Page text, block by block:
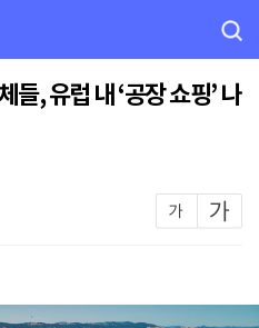
, 유럽 내 ‘공장 쇼핑’ 나